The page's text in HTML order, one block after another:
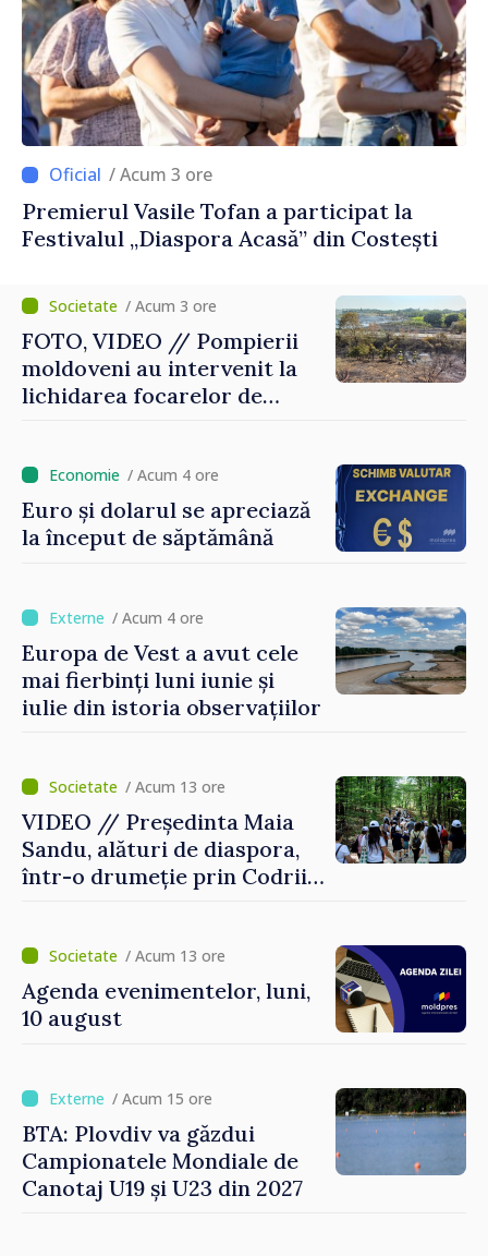
/ Acum 3 ore
Premierul Vasile Tofan a participat la
Festivalul „Diaspora Acasă” din Costești
/ Acum 3 ore
FOTO, VIDEO // Pompierii
moldoveni au intervenit la
lichidarea focarelor de
durat cinci ore
/ Acum 4 ore
Euro și dolarul se apreciază
la început de săptămână
/ Acum 4 ore
Europa de Vest a avut cele
mai fierbinți luni iunie și
iulie din istoria observațiilor
/ Acum 13 ore
VIDEO // Președinta Maia
Sandu, alături de diaspora,
într-o drumeție prin Codrii
/ Acum 13 ore
Agenda evenimentelor, luni,
10 august
/ Acum 15 ore
BTA: Plovdiv va găzdui
Campionatele Mondiale de
Canotaj U19 și U23 din 2027